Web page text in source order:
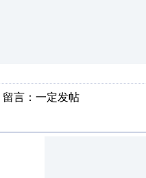
留言：一定发帖